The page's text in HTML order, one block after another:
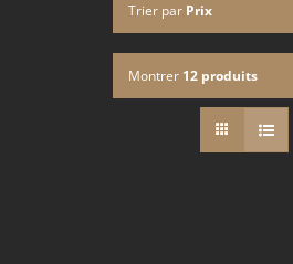
Trier par Prix
Montrer 12 produits